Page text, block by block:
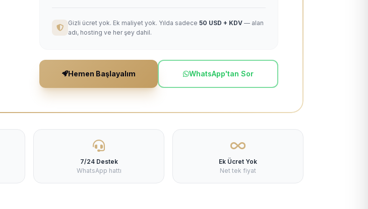
Gizli ücret yok. Ek maliyet yok. Yılda sadece 50 USD + KDV — alan
adı, hosting ve her şey dahil.
Hemen Başlayalım WhatsApp'tan Sor
7/24 Destek
WhatsApp hattı
Ek Ücret Yok
Net tek fiyat